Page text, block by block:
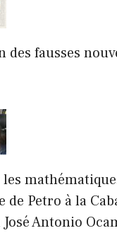
des fausses
de Petro à la
Antonio